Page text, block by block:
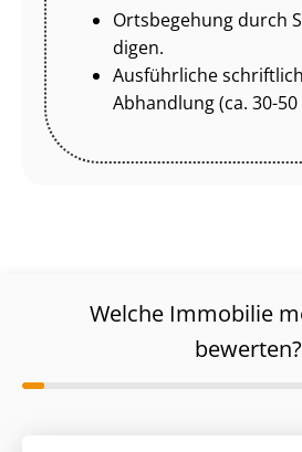
Ortsbegehung durch
di­gen.
Ausführliche
Abhandlung (ca. 30-50
Welche Immobilie
bewerten?